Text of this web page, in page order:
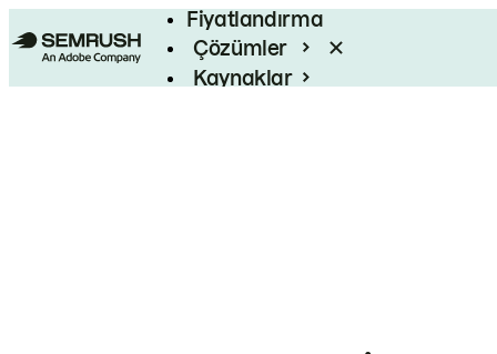
Fiyatlandırma
Çözümler
Kaynaklar